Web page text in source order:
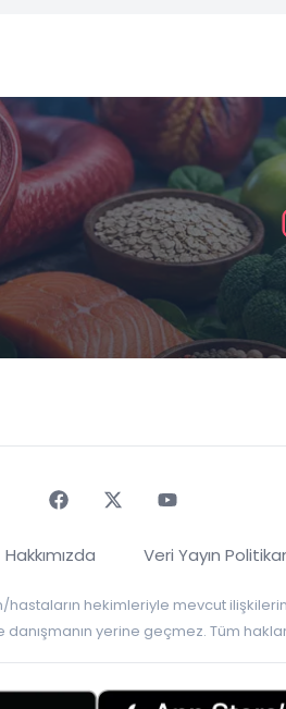
Hakkımızda Veri Yayın
hekimleriyle mevcut
yerine geçmez. Tüm